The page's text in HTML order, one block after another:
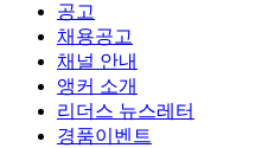
공고
채용공고
채널 안내
앵커 소개
리더스 뉴스레터
경품이벤트